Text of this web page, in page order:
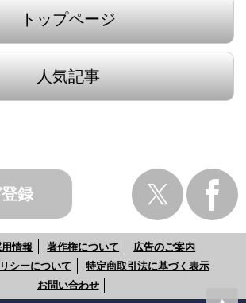
トップページ
人気記事
録
情報 著作権について
広告のご案内
シーについて
特定商取引法に基づく表示
お問い合わせ